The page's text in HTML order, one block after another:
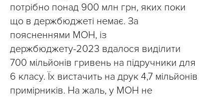
потрібно понад 900 млн грн, яких поки
що в держбюджеті немає. За
поясненнями МОН, із
держбюджету-2023 вдалося виділити
700 мільйонів гривень на підручники для
6 класу. Їх вистачить на друк 4,7 мільйонів
примірників. На жаль, у МОН не